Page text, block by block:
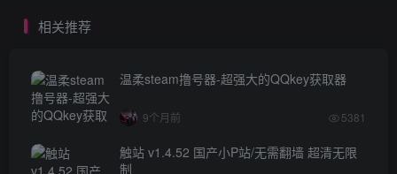
相关推荐
温柔steam撸号器-超强大的QQkey获取器
9个月前 5381
触站 v1.4.52 国产小P站/无需翻墙 超清无限
制